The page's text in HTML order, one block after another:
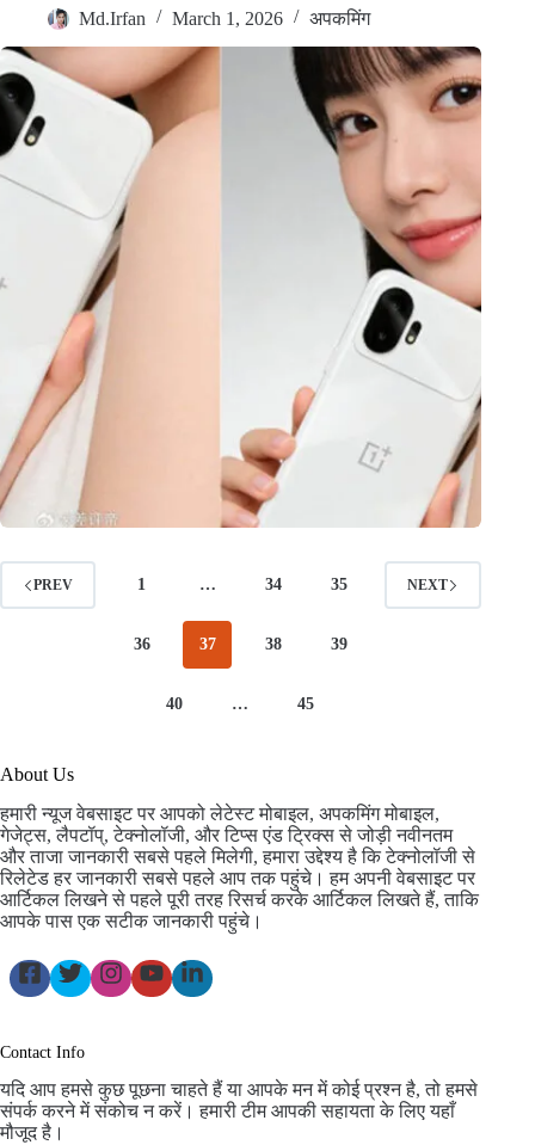
Md.Irfan
March 1, 2026 अपकमिंग
PREV 1 … 34 35
36 37 38 39
40 … 45
NEXT
About Us
हमारी न्यूज वेबसाइट पर आपको लेटेस्ट मोबाइल, अपकमिंग मोबाइल,
गेजेट्स, लैपटॉप्, टेक्नोलॉजी, और टिप्स एंड ट्रिक्स से जोड़ी नवीनतम
और ताजा जानकारी सबसे पहले मिलेगी, हमारा उद्देश्य है कि टेक्नोलॉजी से
रिलेटेड हर जानकारी सबसे पहले आप तक पहुंचे। हम अपनी वेबसाइट पर
आर्टिकल लिखने से पहले पूरी तरह रिसर्च करके आर्टिकल लिखते हैं, ताकि
आपके पास एक सटीक जानकारी पहुंचे।
Contact Info
यदि आप हमसे कुछ पूछना चाहते हैं या आपके मन में कोई प्रश्न है, तो हमसे
संपर्क करने में संकोच न करें। हमारी टीम आपकी सहायता के लिए यहाँ
मौजूद है।